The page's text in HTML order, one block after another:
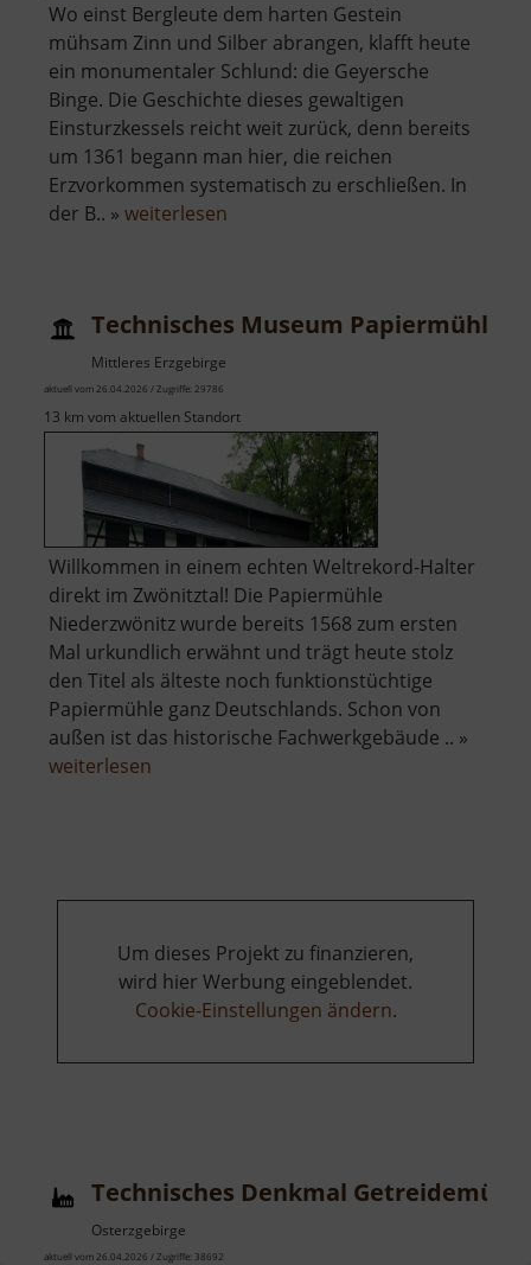
Wo einst Bergleute dem harten Gestein
mühsam Zinn und Silber abrangen, klafft heute
ein monumentaler Schlund: die Geyersche
Binge. Die Geschichte dieses gewaltigen
Einsturzkessels reicht weit zurück, denn bereits
um 1361 begann man hier, die reichen
Erzvorkommen systematisch zu erschließen. In
der B.. » weiterlesen
Technisches Museum Papiermühle
Mittleres Erzgebirge
aktuell vom 26.04.2026 / Zugriffe: 29786
13 km vom aktuellen Standort
Willkommen in einem echten Weltrekord-Halter
direkt im Zwönitztal! Die Papiermühle
Niederzwönitz wurde bereits 1568 zum ersten
Mal urkundlich erwähnt und trägt heute stolz
den Titel als älteste noch funktionstüchtige
Papiermühle ganz Deutschlands. Schon von
außen ist das historische Fachwerkgebäude .. »
weiterlesen
Um dieses Projekt zu finanzieren,
wird hier Werbung eingeblendet.
Cookie-Einstellungen ändern.
Technisches Denkmal
Osterzgebirge
aktuell vom 26.04.2026 / Zugriffe: 38692